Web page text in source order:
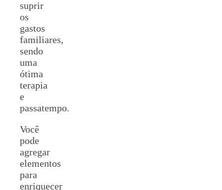
suprir
os
gastos
familiares,
sendo
uma
ótima
terapia
e
passatempo.
Você
pode
agregar
elementos
para
enriquecer